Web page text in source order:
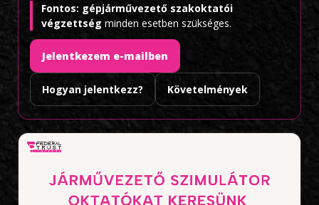
Fontos: gépjárművezető szakoktatói
végzettség minden esetben szükséges.
Jelentkezem e-mailben
Hogyan jelentkezz? Követelmények